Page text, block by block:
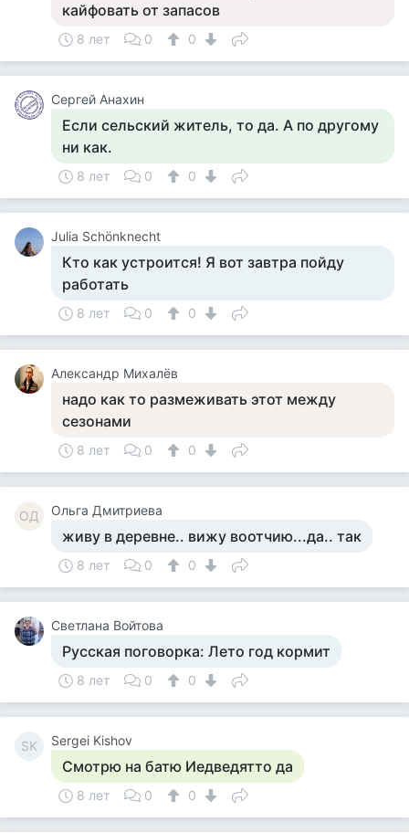
кайфовать от запасов
8 лет 0 0
Сергей Анахин
Если сельский житель, то да. А по другому
ни как.
8 лет 0 0
Julia Schönknecht
Кто как устроится! Я вот завтра пойду
работать
8 лет 0 0
Александр Михалёв
надо как то размеживать этот между
сезонами
8 лет 0 0
ОД Ольга Дмитриева
живу в деревне.. вижу воотчию...да.. так
8 лет 0 0
Светлана Войтова
Русская поговорка: Лето год кормит
8 лет 0 0
SK Sergei Kishov
Смотрю на батю Иедведятто да
8 лет 0 0